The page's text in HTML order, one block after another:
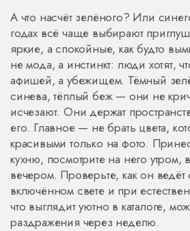
А что насчёт зелёного? Или
годах всё чаще выбирают
яркие, а спокойные, как будто
не мода, а инстинкт: люди хотят,
афишей, а убежищем. Тёмный
синева, тёплый беж — они не
исчезают. Они держат
его. Главное — не брать цвета,
красивыми только на фото.
кухню, посмотрите на него утром,
вечером. Проверьте, как он
включённом свете и при
что выглядит уютно в каталоге,
раздражения через неделю.